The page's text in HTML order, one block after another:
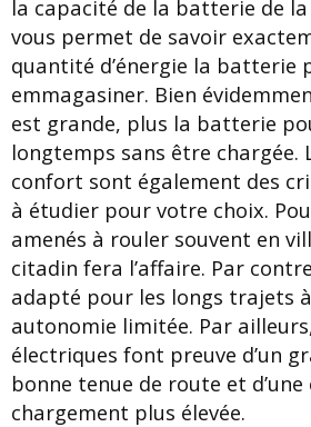
la capacité de la batterie de
vous permet de savoir
quantité d’énergie la batterie
emmagasiner. Bien
est grande, plus la batterie
longtemps sans être chargée.
confort sont également des
à étudier pour votre choix.
amenés à rouler souvent en
citadin fera l’affaire. Par
adapté pour les longs trajets
autonomie limitée. Par
électriques font preuve d’un
bonne tenue de route et
chargement plus élevée.